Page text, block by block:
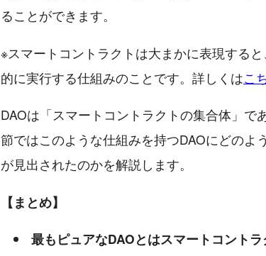
ることができます。
※スマートコントラクトは大まかに表現する
的に実行する仕組みのことです。詳しくはこ
DAOは「スマートコントラクトの集合体」で
節ではこのような仕組みを持つDAOにどのよ
が見出されたのかを解説します。
【まとめ】
最もピュアなDAOとはスマートコント